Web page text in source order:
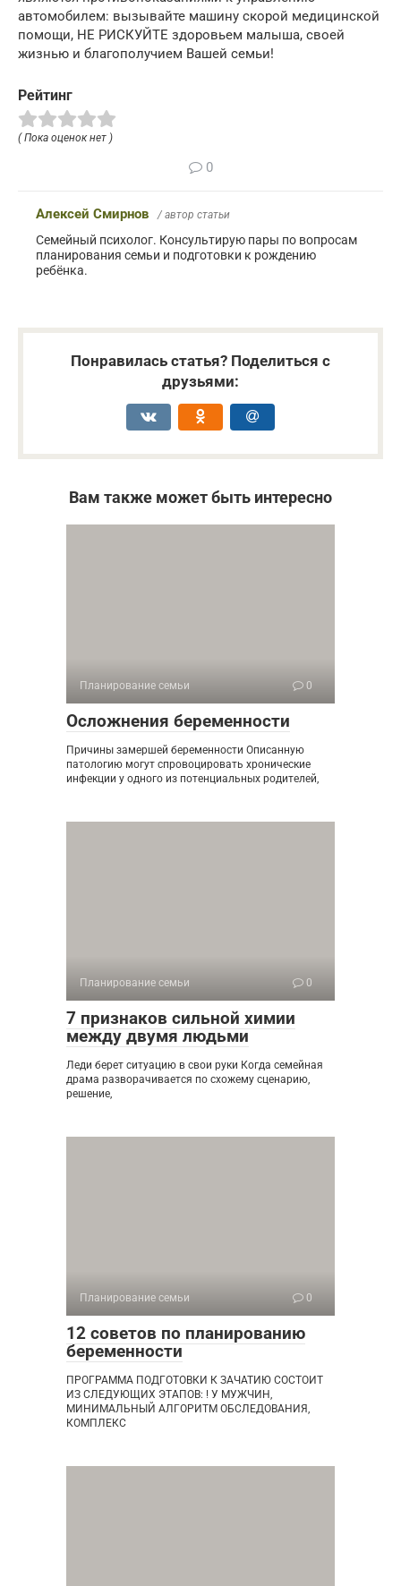
автомобилем: вызывайте машину скорой медицинской
помощи, НЕ РИСКУЙТЕ здоровьем малыша, своей
жизнью и благополучием Вашей семьи!
Рейтинг
( Пока оценок нет )
0
Алексей Смирнов / автор статьи
Семейный психолог. Консультирую пары по вопросам
планирования семьи и подготовки к рождению
ребёнка.
Понравилась статья? Поделиться с
друзьями:
Вам также может быть интересно
Планирование семьи 0
Осложнения беременности
Причины замершей беременности Описанную
патологию могут спровоцировать хронические
инфекции у одного из потенциальных родителей,
Планирование семьи 0
7 признаков сильной химии
между двумя людьми
Леди берет ситуацию в свои руки Когда семейная
драма разворачивается по схожему сценарию,
решение,
Планирование семьи 0
12 советов по планированию
беременности
ПРОГРАММА ПОДГОТОВКИ К ЗАЧАТИЮ СОСТОИТ
ИЗ СЛЕДУЮЩИХ ЭТАПОВ: ! У МУЖЧИН,
МИНИМАЛЬНЫЙ АЛГОРИТМ ОБСЛЕДОВАНИЯ,
КОМПЛЕКС